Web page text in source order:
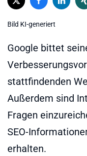
Bild KI-generiert
Google bittet
stattfindenden
Außerdem sind
Fragen
SEO-
erhalten.